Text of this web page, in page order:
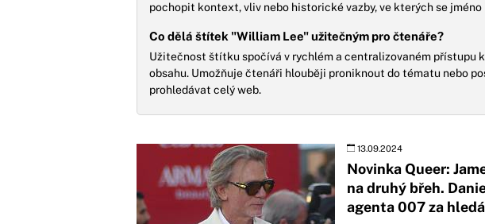
pochopit kontext, vliv nebo historické vazby, ve kterých se
Co dělá štítek "William Lee" užitečným pro čtenáře?
Užitečnost štítku spočívá v rychlém a centralizovaném přístupu
obsahu. Umožňuje čtenáři hlouběji proniknout do tématu nebo
prohledávat celý web.
13.09.2024
Novinka Queer:
na druhý břeh.
agenta 007 za